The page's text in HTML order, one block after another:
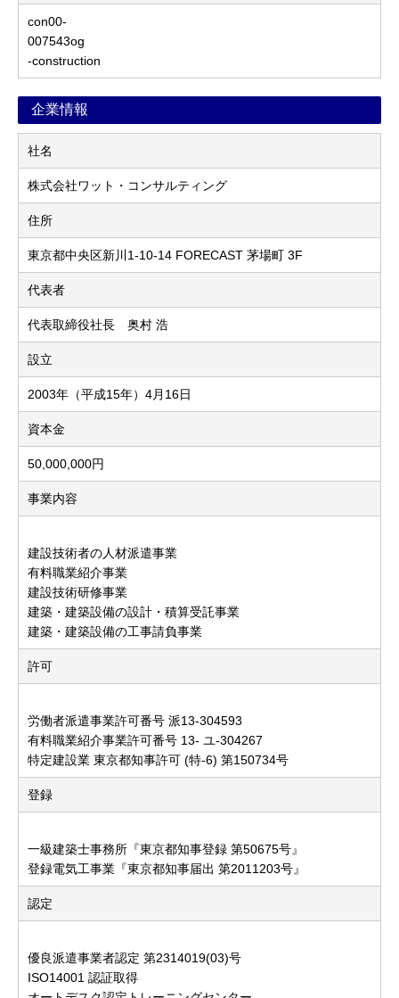
con00-
007543og
-construction
企業情報
社名
株式会社ワット・コンサルティング
住所
東京都中央区新川1-10-14 FORECAST 茅場町 3F
代表者
代表取締役社長 奥村 浩
設立
2003年（平成15年）4月16日
資本金
50,000,000円
事業内容
建設技術者の人材派遣事業
有料職業紹介事業
建設技術研修事業
建築・建築設備の設計・積算受託事業
建築・建築設備の工事請負事業
許可
労働者派遣事業許可番号 派13-304593
有料職業紹介事業許可番号 13- ユ-304267
特定建設業 東京都知事許可 (特-6) 第150734号
登録
一級建築士事務所『東京都知事登録 第50675号』
登録電気工事業『東京都知事届出 第2011203号』
認定
優良派遣事業者認定 第2314019(03)号
ISO14001 認証取得